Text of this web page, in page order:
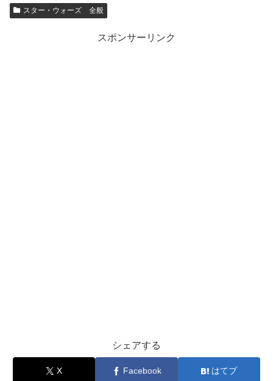
スター・ウォーズ 全般
スポンサーリンク
シェアする
X Facebook はてブ